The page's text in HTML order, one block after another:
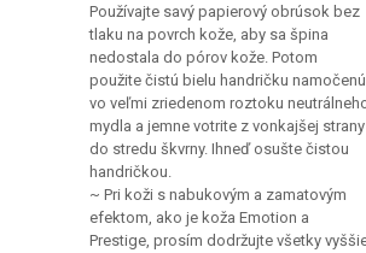
tlaku na povrch kože, aby sa špina
nedostala do pórov kože. Potom
použite čistú bielu handričku namočenú
vo veľmi zriedenom roztoku neutrálneho
mydla a jemne votrite z vonkajšej strany
do stredu škvrny. Ihneď osušte čistou
handričkou.
~ Pri koži s nabukovým a zamatovým
efektom, ako je koža Emotion a
Prestige, prosím dodržujte všetky vyššie
uvedené postupy pri low protected